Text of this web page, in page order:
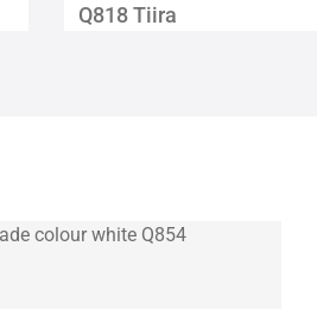
Q818 Tiira